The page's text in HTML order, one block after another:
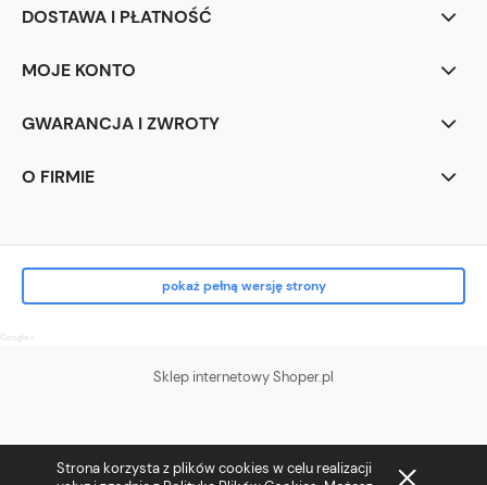
Strona korzysta z plików cookies w celu realizacji
DOSTAWA I PŁATNOŚĆ
MOJE KONTO
GWARANCJA I ZWROTY
O FIRMIE
pokaż pełną wersję strony
Google+
Sklep internetowy Shoper.pl